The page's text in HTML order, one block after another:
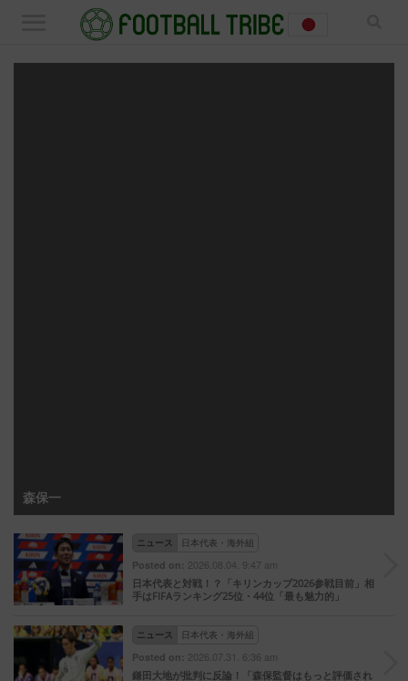
森保一
ニュース 日本代表・海外組
Posted on: 2026.08.04. 9:47 am
日本代表と対戦！？「キリンカップ2026参戦目前」相
手はFIFAランキング25位・44位「最も魅力的」
ニュース 日本代表・海外組
Posted on: 2026.07.31. 6:36 am
鎌田大地が批判に反論！「森保監督はもっと評価され